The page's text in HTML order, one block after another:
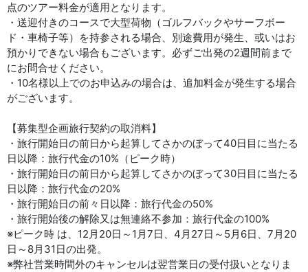
点のツアー料金が適用となります。
・送迎付きのコースで大型荷物（ゴルフバックやサーフボー
ド・車椅子等）を持参される場合、別途費用が発生、或いはお
預かりできない場合もございます。必ずご出発の2週間前まで
にお問合せください。
・10名様以上でのお申込みの場合は、追加料金が発生する場合
がございます。
【募集型企画旅行契約の取消料】
・旅行開始日の前日から起算してさかのぼって40日目に当たる
日以降：旅行代金の10%（ピーク時）
・旅行開始日の前日から起算してさかのぼって30日目に当たる
日以降：旅行代金の20%
・旅行開始日の前々日以降：旅行代金の50%
・旅行開始後の解除又は無連絡不参加：旅行代金の100%
※ピーク時 は、12月20日～1月7日、4月27日～5月6日、7月20
日～8月31日の出発。
※弊社営業時間外のキャンセルは翌営業日の受付扱いとなりま